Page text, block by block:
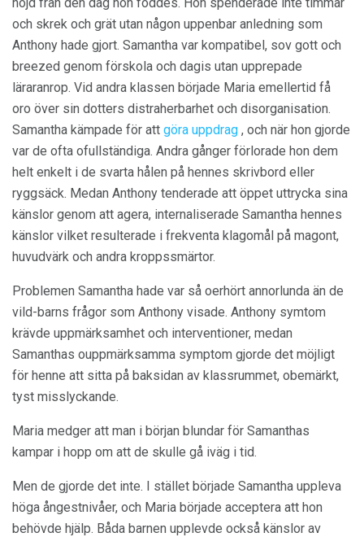
och skrek och grät utan någon uppenbar anledning som
Anthony hade gjort. Samantha var kompatibel, sov gott och
breezed genom förskola och dagis utan upprepade
läraranrop. Vid andra klassen började Maria emellertid få
oro över sin dotters distraherbarhet och disorganisation.
Samantha kämpade för att göra uppdrag , och när hon gjorde
var de ofta ofullständiga. Andra gånger förlorade hon dem
helt enkelt i de svarta hålen på hennes skrivbord eller
ryggsäck. Medan Anthony tenderade att öppet uttrycka sina
känslor genom att agera, internaliserade Samantha hennes
känslor vilket resulterade i frekventa klagomål på magont,
huvudvärk och andra kroppssmärtor.
Problemen Samantha hade var så oerhört annorlunda än de
vild-barns frågor som Anthony visade. Anthony symtom
krävde uppmärksamhet och interventioner, medan
Samanthas ouppmärksamma symptom gjorde det möjligt
för henne att sitta på baksidan av klassrummet, obemärkt,
tyst misslyckande.
Maria medger att man i början blundar för Samanthas
kampar i hopp om att de skulle gå iväg i tid.
Men de gjorde det inte. I stället började Samantha uppleva
höga ångestnivåer, och Maria började acceptera att hon
behövde hjälp. Båda barnen upplevde också känslor av